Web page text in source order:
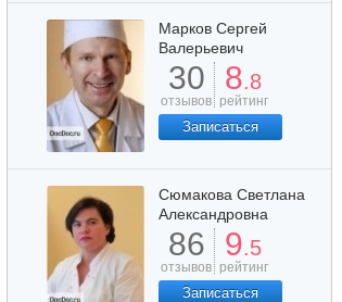
Марков Сергей
Валерьевич
30
отзывов
8.8
рейтинг
Записаться
Сюмакова Светлана
Александровна
86
отзывов
9.5
рейтинг
Записаться